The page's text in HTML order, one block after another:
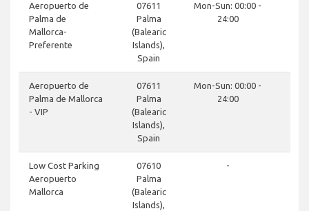
Aeropuerto de
Palma de
Mallorca-
Preferente
07611
Palma
(Balearic
Islands),
Spain
Mon-Sun: 00:00 -
24:00
Aeropuerto de
Palma de Mallorca
- VIP
07611
Palma
(Balearic
Islands),
Spain
Mon-Sun: 00:00 -
24:00
Low Cost Parking
Aeropuerto
Mallorca
07610
Palma
(Balearic
Islands),
-